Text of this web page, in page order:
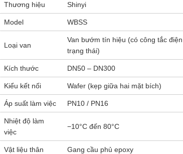
Thương hiệu Shinyi
Model WBSS
Loại van
Van bướm tín hiệu (có công tắc
trạng thái)
Kích thước DN50 – DN300
Kiểu kết nối Wafer (kẹp giữa hai mặt bích)
Áp suất làm việc PN10 / PN16
Nhiệt độ làm
việc
−10°C đến 80°C
Vật liệu thân Gang cầu phủ epoxy